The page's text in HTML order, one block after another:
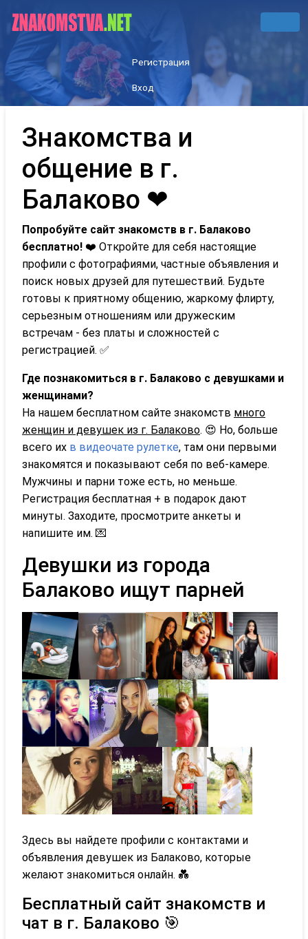
Регистрация
Вход
Знакомства и
общение в г.
Балаково ❤
Попробуйте сайт знакомств в г. Балаково
бесплатно! ❤️ Откройте для себя настоящие
профили с фотографиями, частные объявления и
поиск новых друзей для путешествий. Будьте
готовы к приятному общению, жаркому флирту,
серьезным отношениям или дружеским
встречам - без платы и сложностей с
регистрацией. ✅
Где познакомиться в г. Балаково с девушками и
женщинами?
На нашем бесплатном сайте знакомств много
женщин и девушек из г. Балаково. 😍 Но, больше
всего их в видеочате рулетке, там они первыми
знакомятся и показывают себя по веб-камере.
Мужчины и парни тоже есть, но меньше.
Регистрация бесплатная + в подарок дают
минуты. Заходите, просмотрите анкеты и
напишите им. 💌
Девушки из города
Балаково ищут парней
Здесь вы найдете профили с контактами и
объявления девушек из Балаково, которые
желают знакомиться онлайн. 💑
Бесплатный сайт знакомств и
чат в г. Балаково 🎯